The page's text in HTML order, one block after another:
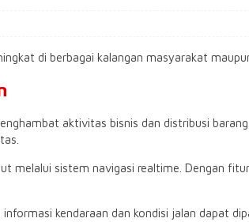
di berbagai kalangan masyarakat
aktivitas bisnis dan distribusi
melalui sistem navigasi realtime. Dengan
kendaraan dan kondisi jalan dapat